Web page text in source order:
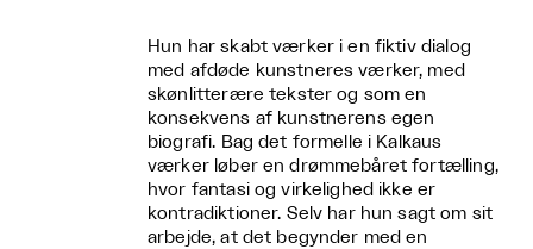
Hun har skabt værker i en fiktiv dialog
med afdøde kunstneres værker, med
skønlitterære tekster og som en
konsekvens af kunstnerens egen
biografi. Bag det formelle i Kalkaus
værker løber en drømmebåret fortælling,
hvor fantasi og virkelighed ikke er
kontradiktioner. Selv har hun sagt om sit
arbejde, at det begynder med en